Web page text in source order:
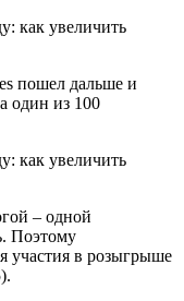
пошел дальше и
один из 100
– одной
Поэтому
участия в розыгрыше